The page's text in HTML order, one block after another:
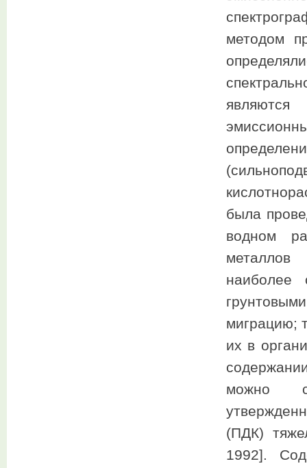
методом
была
водном
металлов
наиболее
миграцию;
их в
можно
(ПДК)
1992].